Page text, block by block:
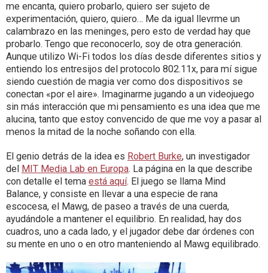
me encanta, quiero probarlo, quiero ser sujeto de
experimentación, quiero, quiero… Me da igual llevrme un
calambrazo en las meninges, pero esto de verdad hay que
probarlo. Tengo que reconocerlo, soy de otra generación.
Aunque utilizo Wi-Fi todos los días desde diferentes sitios y
entiendo los entresijos del protocolo 802.11x, para mí sigue
siendo cuestión de magia ver como dos dispositivos se
conectan «por el aire». Imaginarme jugando a un videojuego
sin más interacción que mi pensamiento es una idea que me
alucina, tanto que estoy convencido de que me voy a pasar al
menos la mitad de la noche soñando con ella.
El genio detrás de la idea es Robert Burke, un investigador
del MIT Media Lab en Europa. La página en la que describe
con detalle el tema está aquí. El juego se llama Mind
Balance, y consiste en llevar a una especie de rana
escocesa, el Mawg, de paseo a través de una cuerda,
ayudándole a mantener el equilibrio. En realidad, hay dos
cuadros, uno a cada lado, y el jugador debe dar órdenes con
su mente en uno o en otro manteniendo al Mawg equilibrado.